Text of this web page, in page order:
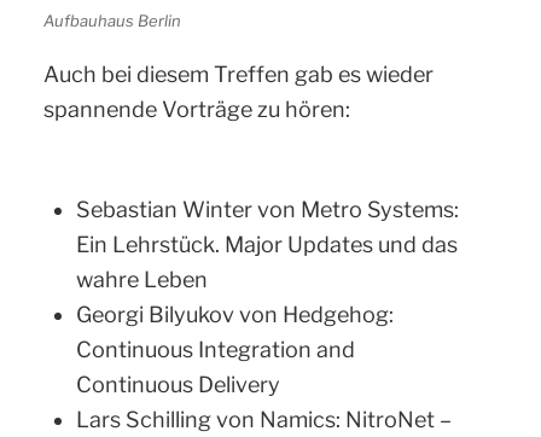
Aufbauhaus Berlin
Auch bei diesem Treffen gab es wieder
spannende Vorträge zu hören:
Sebastian Winter von Metro Systems:
Ein Lehrstück. Major Updates und das
wahre Leben
Georgi Bilyukov von Hedgehog:
Continuous Integration and
Continuous Delivery
Lars Schilling von Namics: NitroNet –